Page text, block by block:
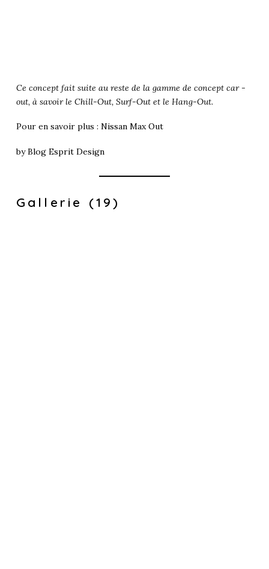
Ce concept fait suite au reste de la gamme de concept car -
out, à savoir le Chill-Out, Surf-Out et le Hang-Out.
Pour en savoir plus : Nissan Max Out
byBlog Esprit Design
Gallerie (19)